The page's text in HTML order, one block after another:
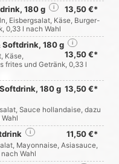
180 g 13,50 €*
i
Eisbergsalat, Käse, Burger-
0,33 l nach Wahl
Softdrink, 180 g
13,50 €*
i
Käse,
frites und Getränk, 0,33 l
180 g 13,50 €*
Sauce hollandaise, dazu
11,50 €*
i
Mayonnaise, Asiasauce,
Wahl